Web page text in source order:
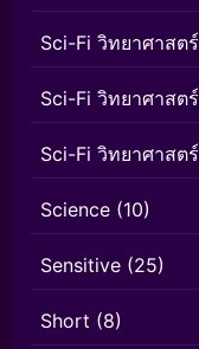
Sci-Fi วิทยาศาสตร์
Sci-Fi วิทยาศาสตร์
Sci-Fi วิทยาศาสตร์
Science (10)
Sensitive (25)
Short (8)